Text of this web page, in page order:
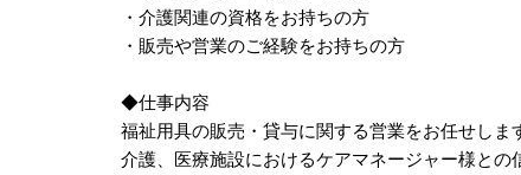
・介護関連の資格をお持ちの方
・販売や営業のご経験をお持ちの方
◆仕事内容
福祉用具の販売・貸与に関する営業をお任せしま
介護、医療施設におけるケアマネージャー様との